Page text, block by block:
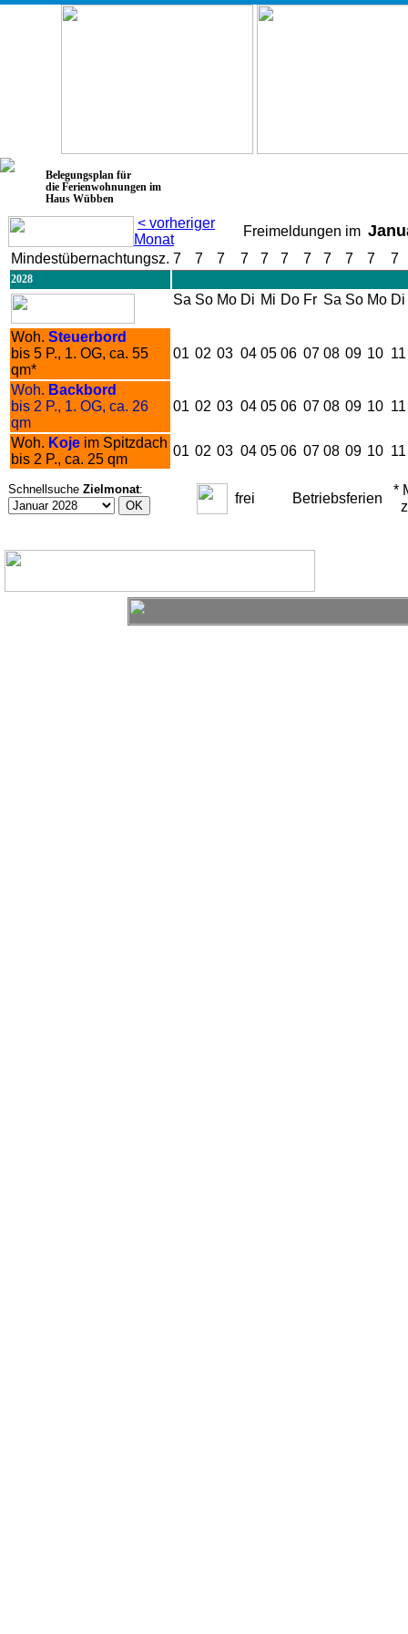
Belegungsplan für
die Ferienwohnungen im
Haus Wübben
< vorheriger
Monat
Freimeldungen im
Mindestübernachtungsz. 7 7 7 7 7 7 7 7 7 7 7
2028
Sa So Mo Di Mi Do Fr Sa So Mo Di
Woh. Steuerbord
bis 5 P., 1. OG, ca. 55
qm*
01 02 03 04 05 06 07 08 09 10 11
Woh. Backbord
bis 2 P., 1. OG, ca. 26
qm
01 02 03 04 05 06 07 08 09 10 11
Woh. Koje im Spitzdach
bis 2 P., ca. 25 qm
01 02 03 04 05 06 07 08 09 10 11
Schnellsuche Zielmonat:
frei Betriebsferien
*